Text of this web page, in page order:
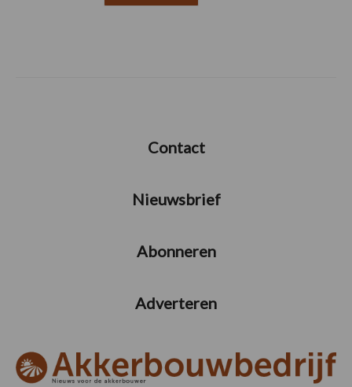
Contact
Nieuwsbrief
Abonneren
Adverteren